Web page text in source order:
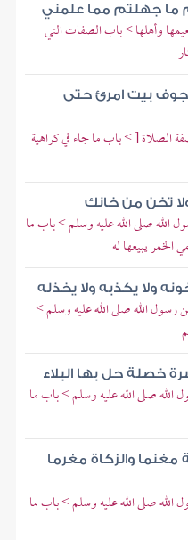
ما جهلتم مما علمني
وأهلها > باب الصفات التي
جوف بيت امرئ حتى
[ > باب ما جاء في كراهية
ولا تخن من خانك
الله صلى الله عليه وسلم > باب ما
الخمر يبيعها له
ولا يكذبه ولا يخذله
رسول الله صلى الله عليه وسلم >
خصلة حل بها البلاء
صلى الله عليه وسلم > باب ما
مغنما والزكاة مغرما
صلى الله عليه وسلم > باب ما